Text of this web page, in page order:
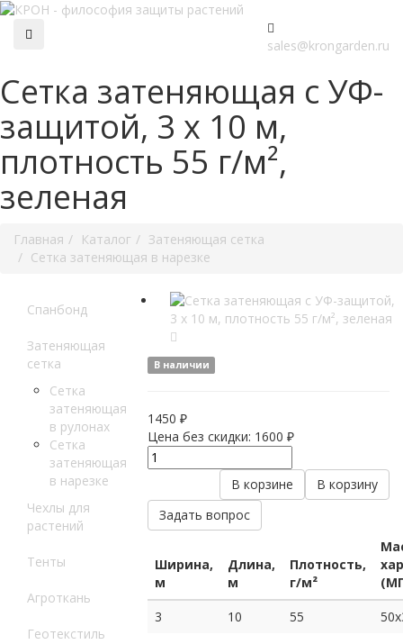
sales@krongarden.ru
Сетка затеняющая с УФ-
защитой, 3 x 10 м,
плотность 55 г/м²,
зеленая
Главная Каталог
Затеняющая сетка
Сетка затеняющая в нарезке
Спанбонд
Затеняющая
сетка
Сетка
затеняющая
в рулонах
Сетка
затеняющая
в нарезке
Чехлы для
растений
Тенты
Агроткань
Геотекстиль
В наличии
1450 ₽
Цена без скидки: 1600 ₽
В корзину
В корзине
Задать вопрос
Ширина,
м
Длина,
м
Плотность,
г/м²
3
10 55